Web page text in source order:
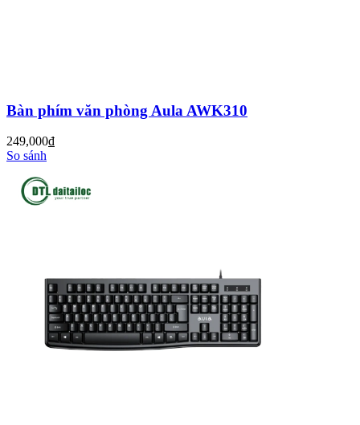
Bàn phím văn phòng Aula AWK310
249,000đ
So sánh